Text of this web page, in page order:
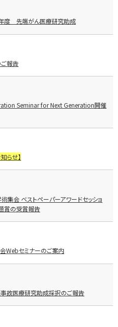
度 先端がん医療研究助成
報告
Seminar for Next Generation開催
らせ】
集会 ベストペーパーアワードセッショ
賞の受賞報告
Webセミナーのご案内
故医療研究助成採択のご報告